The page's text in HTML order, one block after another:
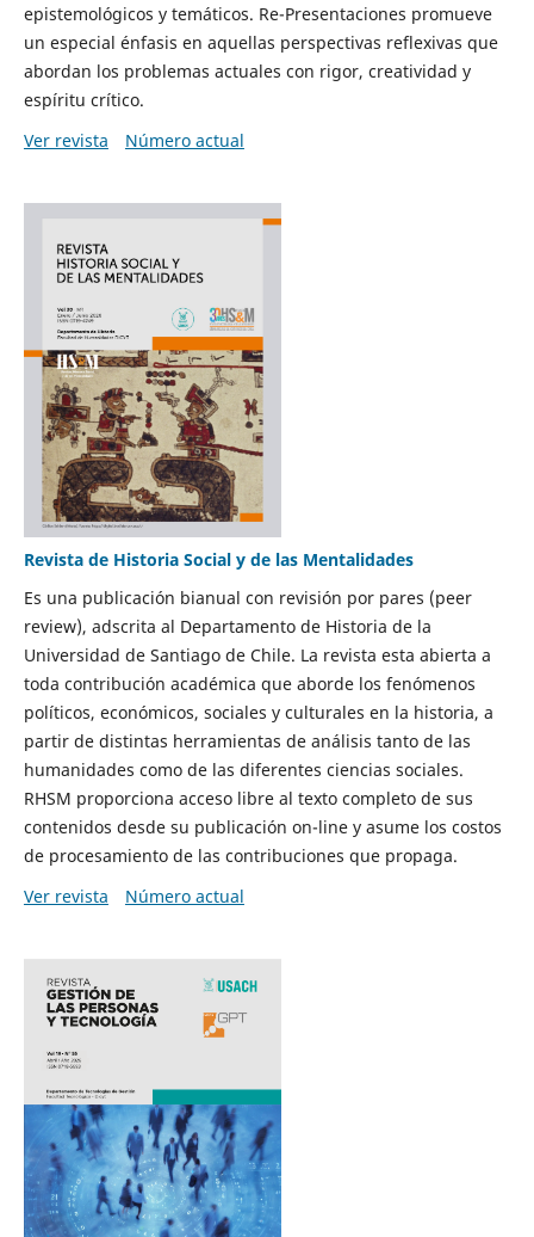
epistemológicos y temáticos. Re-Presentaciones promueve
un especial énfasis en aquellas perspectivas reflexivas que
abordan los problemas actuales con rigor, creatividad y
espíritu crítico.
Ver revista
Número actual
Revista de Historia Social y de las Mentalidades
Es una publicación bianual con revisión por pares (peer
review), adscrita al Departamento de Historia de la
Universidad de Santiago de Chile. La revista esta abierta a
toda contribución académica que aborde los fenómenos
políticos, económicos, sociales y culturales en la historia, a
partir de distintas herramientas de análisis tanto de las
humanidades como de las diferentes ciencias sociales.
RHSM proporciona acceso libre al texto completo de sus
contenidos desde su publicación on-line y asume los costos
de procesamiento de las contribuciones que propaga.
Ver revista
Número actual